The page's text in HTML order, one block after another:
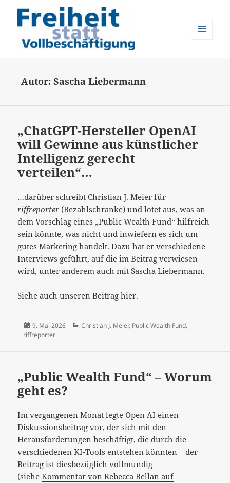
Autor:Sascha Liebermann
„ChatGPT-Hersteller OpenAI
will Gewinne aus künstlicher
Intelligenz gerecht
verteilen“…
…darüber schreibtChristian J. Meier für
riffreporter (Bezahlschranke) und lotet aus, was an
dem Vorschlag eines „Public Wealth Fund“ hilfreich
sein könnte, was nicht und inwiefern es sich um
gutes Marketing handelt. Dazu hat er verschiedene
Interviews geführt, auf die im Beitrag verwiesen
wird, unter anderem auch mit Sascha Liebermann.
Siehe auch unseren Beitraghier.
Veröffentlicht
am
9. Mai 2026 Kategorien
Christian J. Meier, Public Wealth Fund,
riffreporter
„Public Wealth Fund“ – Worum
geht es?
Im vergangenen Monat legteOpen AI einen
Diskussionsbeitrag vor, der sich mit den
Herausforderungen beschäftigt, die durch die
verschiedenen KI-Tools entstehen könnten – der
Beitrag ist diesbezüglich vollmundig
(sieheKommentar von Rebecca Bellan auf